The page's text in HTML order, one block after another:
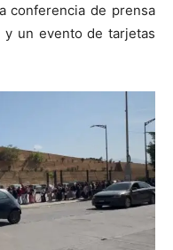
conferencia de prensa
y un evento de tarjetas